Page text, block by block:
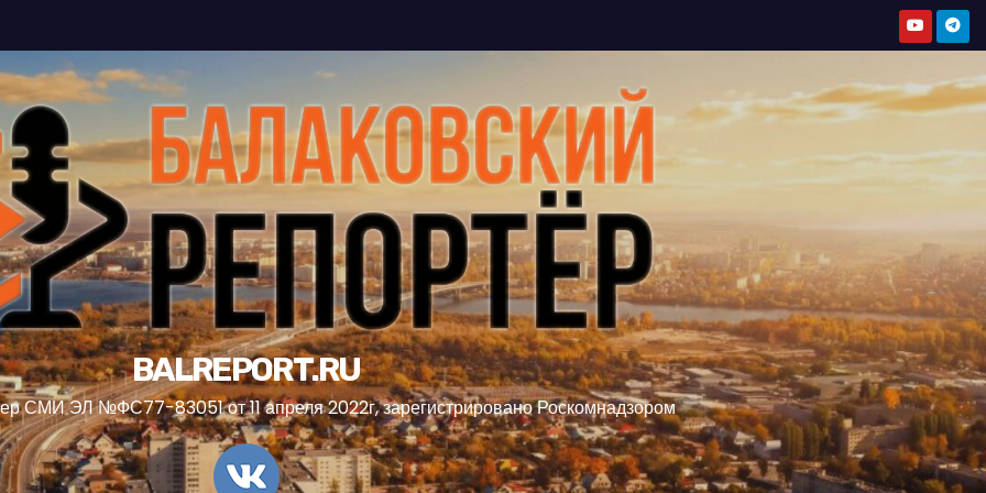
BALREPORT.RU
СМИ ЭЛ №ФС77-83051 от 11 апреля 2022г, зарегистрировано Роскомнадзором